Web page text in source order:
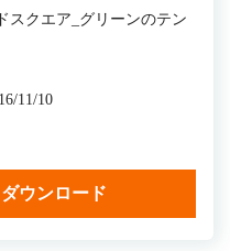
スクエア_グリーンのテン
11/10
ウンロード